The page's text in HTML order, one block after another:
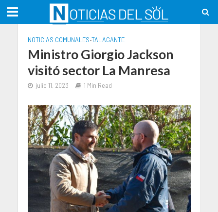
NOTICIAS COMUNALES•TALAGANTE
Ministro Giorgio Jackson
visitó sector La Manresa
julio 11, 2023 1 Min Read